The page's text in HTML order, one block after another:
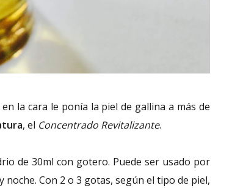
la cara le ponía la piel de gallina a más de
, el Concentrado Revitalizante.
de 30ml con gotero. Puede ser usado por
noche. Con 2 o 3 gotas, según el tipo de piel,